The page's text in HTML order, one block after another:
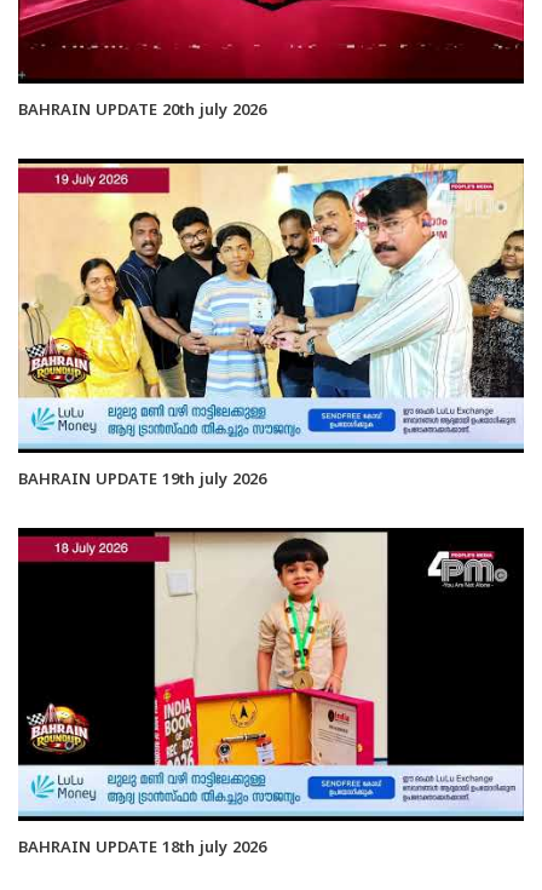
BAHRAIN UPDATE 20th july 2026
BAHRAIN UPDATE 19th july 2026
BAHRAIN UPDATE 18th july 2026